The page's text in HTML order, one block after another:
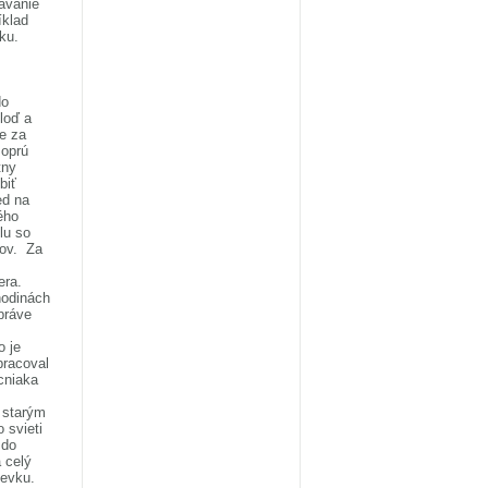
a
za
na
so
Za
je
svieti
celý